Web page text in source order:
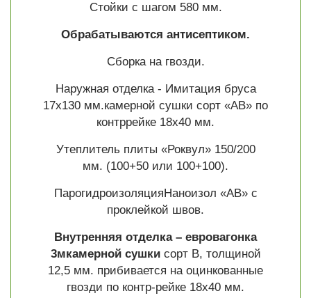
Стойки с шагом 580 мм.
Обрабатываются антисептиком.
Сборка на гвозди.
Наружная отделка - Имитация бруса
17х130 мм.камерной сушки сорт «АВ» по
контррейке 18х40 мм.
Утеплитель плиты «Роквул» 150/200
мм. (100+50 или 100+100).
ПарогидроизоляцияНаноизол «АВ» с
проклейкой швов.
Внутренняя отделка – евровагонка
3мкамерной сушкисорт В, толщиной
12,5 мм. прибивается на оцинкованные
гвозди по контр-рейке 18х40 мм.